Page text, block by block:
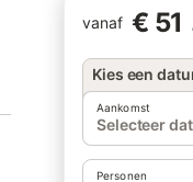
vanaf € 51
Kies een
Aankomst
Selecteer
Personen